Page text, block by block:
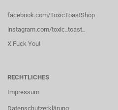
facebook.com/ToxicToastShop
instagram.com/toxic_toast_
X Fuck You!
RECHTLICHES
Impressum
Datenschutzerklärung